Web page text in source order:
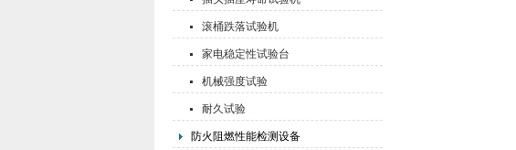
滚桶跌落试验机
家电稳定性试验台
机械强度试验
耐久试验
防火阻燃性能检测设备